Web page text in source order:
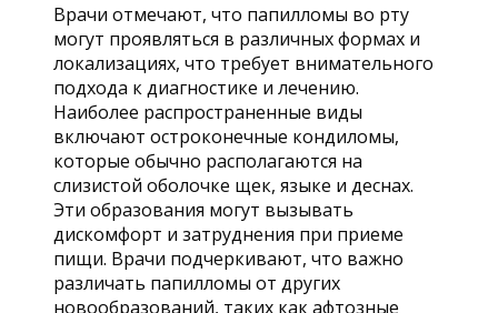
Врачи отмечают, что папилломы во рту
могут проявляться в различных формах и
локализациях, что требует внимательного
подхода к диагностике и лечению.
Наиболее распространенные виды
включают остроконечные кондиломы,
которые обычно располагаются на
слизистой оболочке щек, языке и деснах.
Эти образования могут вызывать
дискомфорт и затруднения при приеме
пищи. Врачи подчеркивают, что важно
различать папилломы от других
новообразований, таких как афтозные